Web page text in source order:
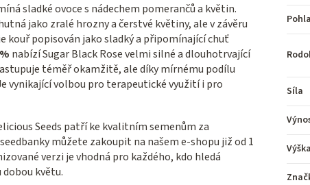
sladké ovoce s nádechem pomerančů a květin.
jako zralé hrozny a čerstvé květiny, ale v závěru
kouř popisován jako sladký a připomínající chuť
nabízí Sugar Black Rose velmi silné a dlouhotrvající
téměř okamžitě, ale díky mírnému podílu
vynikající volbou pro terapeutické využití i pro
Seeds patří ke kvalitním semenům za
můžete zakoupit na našem e-shopu již od 1
verzi je vhodná pro každého, kdo hledá
květu.
Síla
Výška